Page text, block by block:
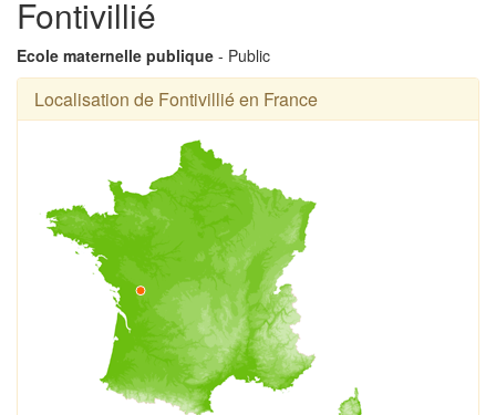
Fontivillié
Ecole maternelle publique - Public
Localisation de Fontivillié en France